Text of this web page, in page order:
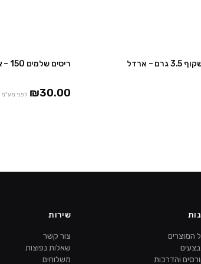
– ארדל ריסים שלמים 150 – ארדל
₪30.00 לפני מע"מ
המוצרים
והדרכות
שירות
צור קשר
שאלות נפוצות
משלוחים